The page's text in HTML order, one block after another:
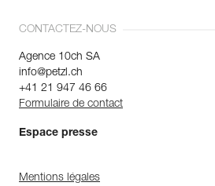
CONTACTEZ-NOUS
Agence 10ch SA
info@petzl.ch
+41 21 947 46 66
Formulaire de contact
Espace presse
Mentions légales